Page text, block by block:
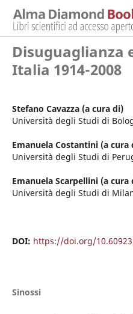
Disuguaglianza
Italia 1914-2008
Stefano Cavazza (a cura di)
Università degli Studi di
Emanuela Costantini (a cura
Università degli Studi di
Emanuela Scarpellini (a cura
Università degli Studi di
DOI: https://doi.org/
Sinossi